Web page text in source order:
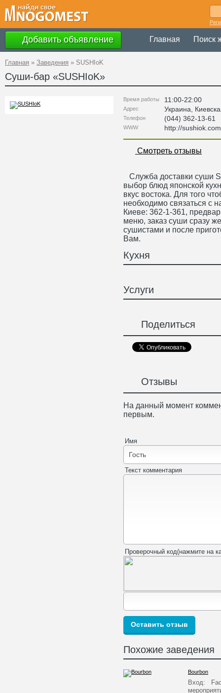
Добавить объявление Главная Поиск
Главная » Заведения » SUSHIoK
Суши-бар «SUSHIoK»
Время работы 11:00-22:00
Адрес Украина
Телефон (044) 362-13-61
WWW http://
Смотреть отзывы
Служба доставки суши
выбор блюд японской
вкус востока. Для того
необходимо связаться с
Киеве: 362-1-361,
меню, заказ суши сразу
сушистами и после
Вам.
Кухня
Услуги
Поделиться
Отзывы
На данный момент
первым.
Имя
Текст комментария
Проверочный код(нажмите на
Похожие заведения
Bourbon
Вход: